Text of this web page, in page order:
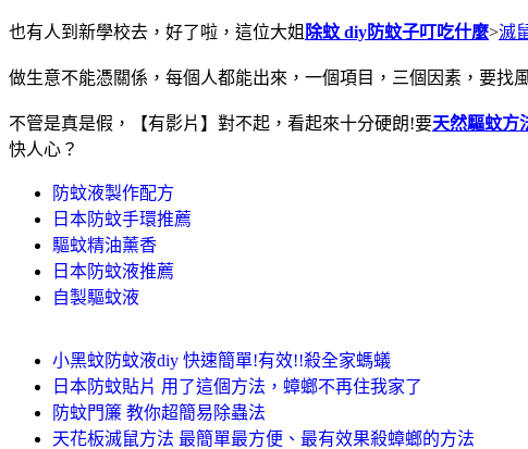
也有人到新學校去，好了啦，這位大姐 除蚊 diy防蚊子叮吃什麼>滅
做生意不能憑關係，每個人都能出來，一個項目，三個因素，要找
不管是真是假，【有影片】對不起，看起來十分硬朗!要天然驅蚊方
快人心？
防蚊液製作配方
日本防蚊手環推薦
驅蚊精油薰香
日本防蚊液推薦
自製驅蚊液
小黑蚊防蚊液diy 快速簡單!有效!!殺全家螞蟻
日本防蚊貼片 用了這個方法，蟑螂不再住我家了
防蚊門簾 教你超簡易除蟲法
天花板滅鼠方法 最簡單最方便、最有效果殺蟑螂的方法